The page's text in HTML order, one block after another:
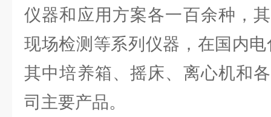
仪器和应用方案各一百余种，
现场检测等系列仪器，在国内
其中培养箱、摇床、离心机和
司主要产品。